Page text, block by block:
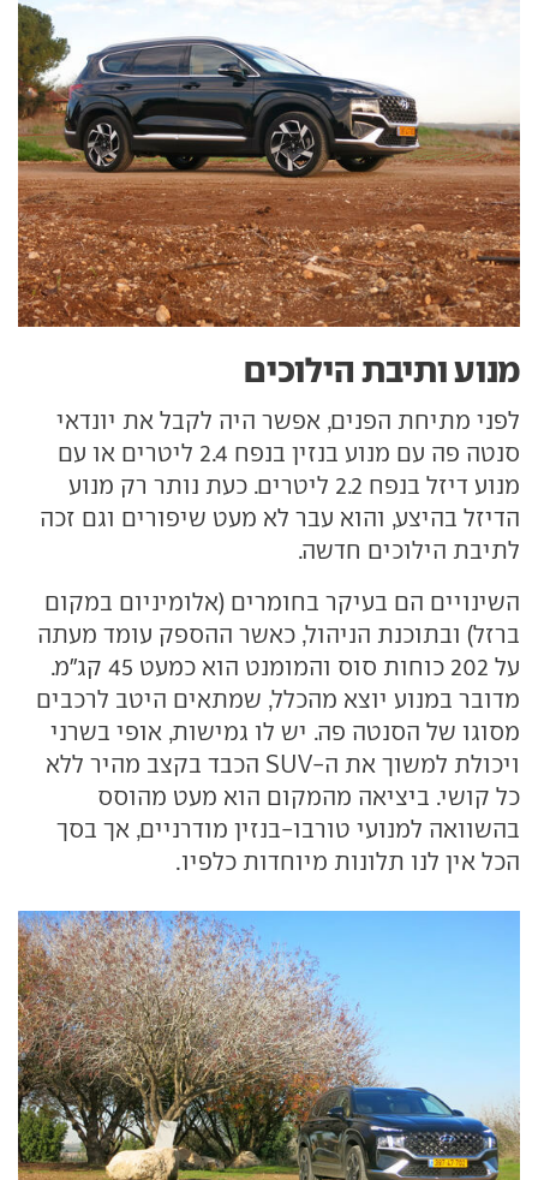
מנוע ותיבת הילוכים
לפני מתיחת הפנים, אפשר היה לקבל את יונדאי
סנטה פה עם מנוע בנזין בנפח 2.4 ליטרים או עם
מנוע דיזל בנפח 2.2 ליטרים. כעת נותר רק מנוע
הדיזל בהיצע, והוא עבר לא מעט שיפורים וגם זכה
לתיבת הילוכים חדשה.
השינויים הם בעיקר בחומרים (אלומיניום במקום
ברזל) ובתוכנת הניהול, כאשר ההספק עומד מעתה
על 202 כוחות סוס והמומנט הוא כמעט 45 קג"מ.
מדובר במנוע יוצא מהכלל, שמתאים היטב לרכבים
מסוגו של הסנטה פה. יש לו גמישות, אופי בשרני
ויכולת למשוך את ה-SUV הכבד בקצב מהיר ללא
כל קושי. ביציאה מהמקום הוא מעט מהוסס
בהשוואה למנועי טורבו-בנזין מודרניים, אך בסך
הכל אין לנו תלונות מיוחדות כלפיו.